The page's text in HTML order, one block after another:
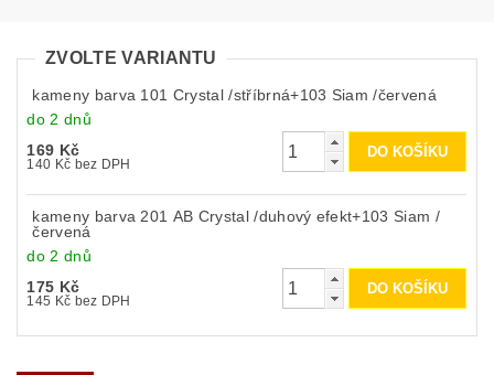
ZVOLTE VARIANTU
kameny barva 101 Crystal /stříbrná+103 Siam /červená
do 2 dnů
169 Kč
140 Kč bez DPH
kameny barva 201 AB Crystal /duhový efekt+103 Siam /
červená
do 2 dnů
175 Kč
145 Kč bez DPH